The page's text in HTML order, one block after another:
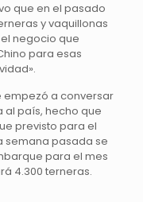
que en el pasado
y vaquillonas
negocio que
para esas
empezó a conversar
país, hecho que
previsto para el
semana pasada se
para el mes
4.300 terneras.